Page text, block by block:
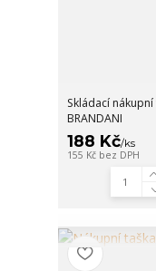
Skládací
BRANDANI
188 Kč/ks
155 Kč bez DPH